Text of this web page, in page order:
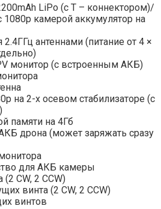
LiPo (с T – коннектором)/
1080р камерой аккумулятор на
2.4ГГц антеннами (питание от 4 ×
монитор (с встроенным АКБ)
на 2-х осевом стабилизаторе (с
памяти на 4Гб
дрона (может заряжать сразу
для АКБ камеры
CW, 2 CCW)
винта (2 CW, 2 CCW)
винтов